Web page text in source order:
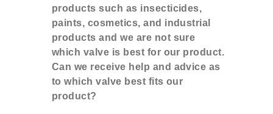
products such as insecticides,
paints, cosmetics, and industrial
products and we are not sure
which valve is best for our product.
Can we receive help and advice as
to which valve best fits our
product?